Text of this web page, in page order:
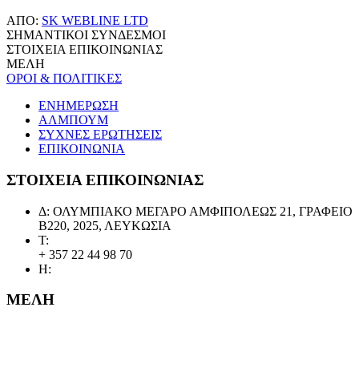
ΑΠΟ: SK WEBLINE LTD
ΣΗΜΑΝΤΙΚΟΙ ΣΥΝΔΕΣΜΟΙ
ΣΤΟΙΧΕΙΑ ΕΠΙΚΟΙΝΩΝΙΑΣ
ΜΕΛΗ
ΟΡΟΙ & ΠΟΛΙΤΙΚΕΣ
ΕΝΗΜΕΡΩΣΗ
ΑΛΜΠΟΥΜ
ΣΥΧΝΕΣ ΕΡΩΤΗΣΕΙΣ
ΕΠΙΚΟΙΝΩΝΙΑ
ΣΤΟΙΧΕΙΑ ΕΠΙΚΟΙΝΩΝΙΑΣ
Δ: ΟΛΥΜΠΙΑΚΟ ΜΕΓΑΡΟ ΑΜΦΙΠΟΛΕΩΣ 21, ΓΡΑΦΕΙΟ
Β220, 2025, ΛΕΥΚΩΣΙΑ
Τ:
+ 357 22 44 98 70
Η:
ΜΕΛΗ